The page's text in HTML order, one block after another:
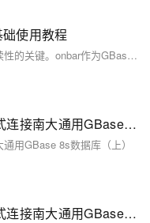
使用教程
数据备份与恢复是确保数据安全和业务连续性的关键。onbar作为GBase 8s数据库的备份工具，需配合存储管理器使用，通过配置BAR_BSALIB_PATH等参数，实现数据的备份与恢复。本文详细介绍了onbar的配置、备份、恢复及监控流程，帮助数据库管理员构建高效的数据保护方案。
Windows下C# 通过ADO.NET方式连接南大通用GBase 8s数据库（上）
用GBase 8s数据库（上）
Windows下C# 通过ADO.NET方式连接南大通用GBase 8s数据库（下）